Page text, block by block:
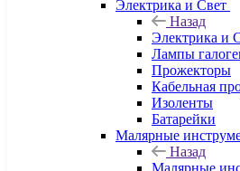
Электрика и Свет
Назад
Электрика и
Лампы
Прожекторы
Кабельная
Изоленты
Батарейки
Малярные
Назад
Малярные